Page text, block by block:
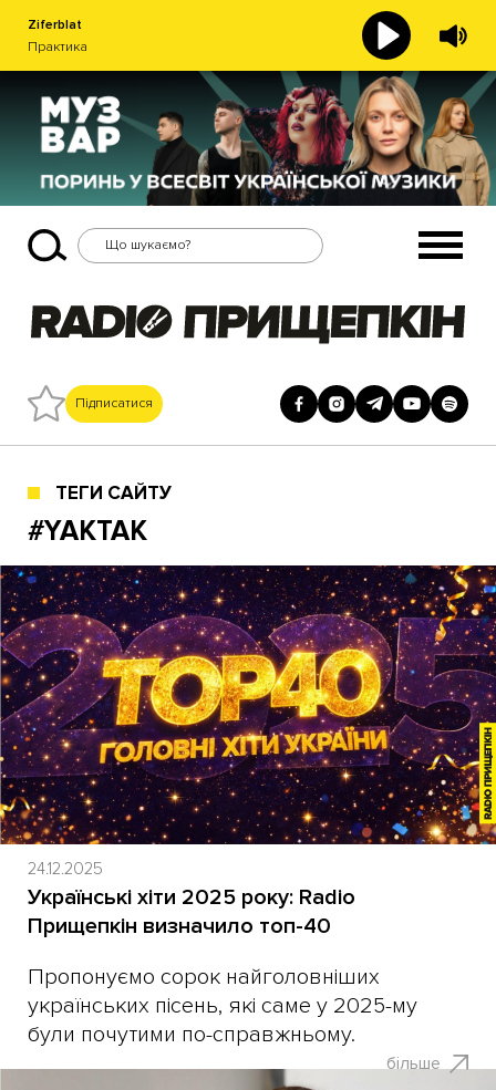
Ziferblat
Практика
Підписатися
ТЕГИ САЙТУ
#YAKTAK
24.12.2025
Українські хіти 2025 року: Radio
Прищепкін визначило топ-40
Пропонуємо сорок найголовніших
українських пісень, які саме у 2025-му
були почутими по-справжньому.
більше